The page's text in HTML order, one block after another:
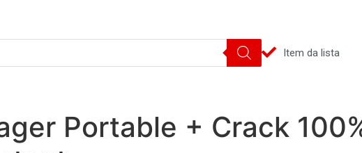
Item da lista
Portable + Crack